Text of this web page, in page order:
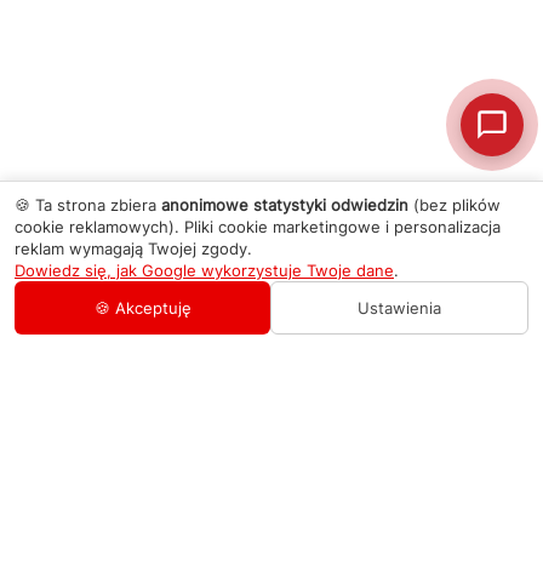
🍪 Ta strona zbiera anonimowe statystyki odwiedzin (bez plików
cookie reklamowych). Pliki cookie marketingowe i personalizacja
reklam wymagają Twojej zgody.
Dowiedz się, jak Google wykorzystuje Twoje dane.
🍪 Akceptuję
Ustawienia